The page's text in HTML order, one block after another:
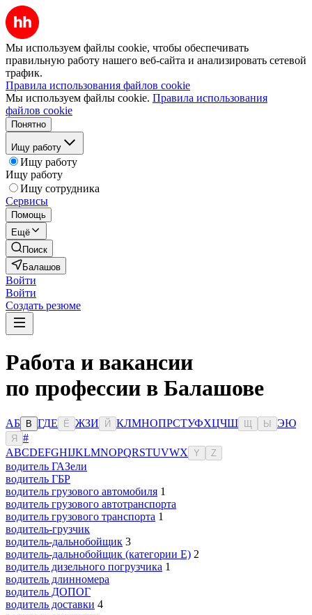
Мы используем файлы cookie, чтобы обеспечивать
правильную работу нашего веб-сайта и анализировать сетевой
трафик.
Правила использования файлов cookie
Мы используем файлы cookie. Правила использования
файлов cookie
Понятно
Ищу работу
Ищу работу
Ищу работу
Ищу сотрудника
Сервисы
Помощь
Ещё
Поиск
Балашов
Войти
Войти
Создать резюме
Работа и вакансии
по профессии в Балашове
АБ В ГДЕ Ё ЖЗИ Й КЛМНОПРСТУФХЦЧШ Ы ЭЮ
Я
#
ABCDEFGHIJKLMNOPQRSTUVWX Y Z
водитель ГАЗели
водитель ГБР
водитель грузового автомобиля 1
водитель грузового автотранспорта
водитель грузового транспорта 1
водитель-грузчик
водитель-дальнобойщик 3
водитель-дальнобойщик (категории Е) 2
водитель дизельного погрузчика 1
водитель длинномера
водитель ДОПОГ
водитель доставки 4